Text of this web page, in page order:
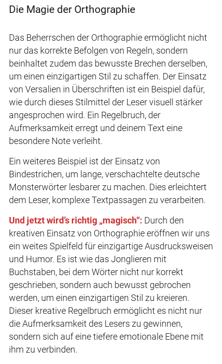
Die Magie der Orthographie
Das Beherrschen der Orthographie ermöglicht nicht
nur das korrekte Befolgen von Regeln, sondern
beinhaltet zudem das bewusste Brechen derselben,
um einen einzigartigen Stil zu schaffen. Der Einsatz
von Versalien in Überschriften ist ein Beispiel dafür,
wie durch dieses Stilmittel der Leser visuell stärker
angesprochen wird. Ein Regelbruch, der
Aufmerksamkeit erregt und deinem Text eine
besondere Note verleiht.
Ein weiteres Beispiel ist der Einsatz von
Bindestrichen, um lange, verschachtelte deutsche
Monsterwörter lesbarer zu machen. Dies erleichtert
dem Leser, komplexe Textpassagen zu verarbeiten.
Und jetzt wird’s richtig „magisch“: Durch den
kreativen Einsatz von Orthographie eröffnen wir uns
ein weites Spielfeld für einzigartige Ausdrucksweisen
und Humor. Es ist wie das Jonglieren mit
Buchstaben, bei dem Wörter nicht nur korrekt
geschrieben, sondern auch bewusst gebrochen
werden, um einen einzigartigen Stil zu kreieren.
Dieser kreative Regelbruch ermöglicht es nicht nur
die Aufmerksamkeit des Lesers zu gewinnen,
sondern sich auf eine tiefere emotionale Ebene mit
ihm zu verbinden.